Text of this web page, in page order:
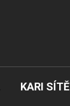
KARI SÍTĚ